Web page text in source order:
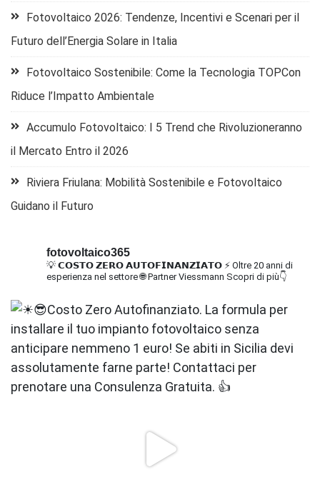
Fotovoltaico 2026: Tendenze, Incentivi e Scenari per il
Futuro dell’Energia Solare in Italia
Fotovoltaico Sostenibile: Come la Tecnologia TOPCon
Riduce l’Impatto Ambientale
Accumulo Fotovoltaico: I 5 Trend che Rivoluzioneranno
il Mercato Entro il 2026
Riviera Friulana: Mobilità Sostenibile e Fotovoltaico
Guidano il Futuro
fotovoltaico365
💡 𝗖𝗢𝗦𝗧𝗢 𝗭𝗘𝗥𝗢 𝗔𝗨𝗧𝗢𝗙𝗜𝗡𝗔𝗡𝗭𝗜𝗔𝗧𝗢 ⚡ Oltre 20 anni di
esperienza nel settore🌐 Partner Viessmann Scopri di più👇